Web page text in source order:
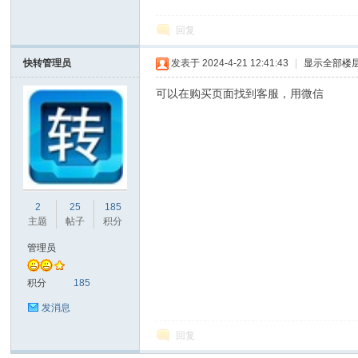
户
回复
快转管理员
2
主题
25
帖子
185
积分
管理员
积分 185
发消息
发表于 2024-4-21 12:41:43 显示全部楼
可以在购买页面找到客服，用微信
回复